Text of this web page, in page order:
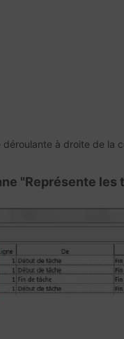
à droite de la
"Représente les